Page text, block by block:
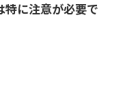
特に注意が必要で